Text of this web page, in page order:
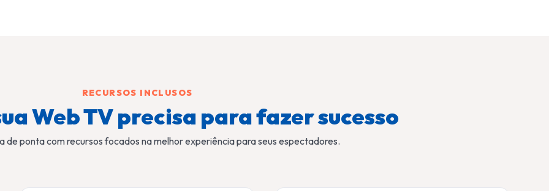
RECURSOS INCLUSOS
Web TV precisa para fazer sucesso
de ponta com recursos focados na melhor experiência para seus espectadores.